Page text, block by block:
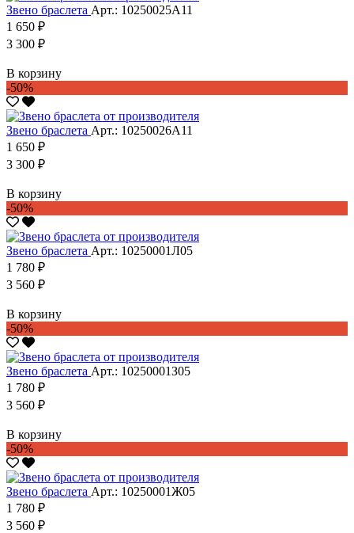
Звено браслета Арт.: 10250025А11
1 650 ₽
3 300 ₽
В корзину
-50%
Звено браслета Арт.: 10250026А11
1 650 ₽
3 300 ₽
В корзину
-50%
Звено браслета Арт.: 10250001Л05
1 780 ₽
3 560 ₽
В корзину
-50%
Звено браслета Арт.: 10250001З05
1 780 ₽
3 560 ₽
В корзину
-50%
Звено браслета Арт.: 10250001Ж05
1 780 ₽
3 560 ₽